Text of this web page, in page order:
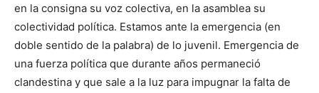
en la consigna su voz colectiva, en la asamblea su
colectividad política. Estamos ante la emergencia (en
doble sentido de la palabra) de lo juvenil. Emergencia de
una fuerza política que durante años permaneció
clandestina y que sale a la luz para impugnar la falta de